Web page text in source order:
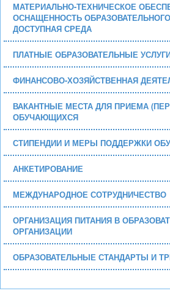
МАТЕРИАЛЬНО-ТЕХНИЧЕСКОЕ
ОСНАЩЕННОСТЬ
ДОСТУПНАЯ СРЕДА
ПЛАТНЫЕ ОБРАЗОВАТЕЛЬНЫЕ
ФИНАНСОВО-ХОЗЯЙСТВЕННАЯ
ВАКАНТНЫЕ МЕСТА ДЛЯ ПРИЕМА
ОБУЧАЮЩИХСЯ
СТИПЕНДИИ И МЕРЫ ПОДДЕРЖКИ
АНКЕТИРОВАНИЕ
МЕЖДУНАРОДНОЕ СОТРУДНИЧЕСТВО
ОРГАНИЗАЦИЯ ПИТАНИЯ В
ОРГАНИЗАЦИИ
ОБРАЗОВАТЕЛЬНЫЕ СТАНДАРТЫ И